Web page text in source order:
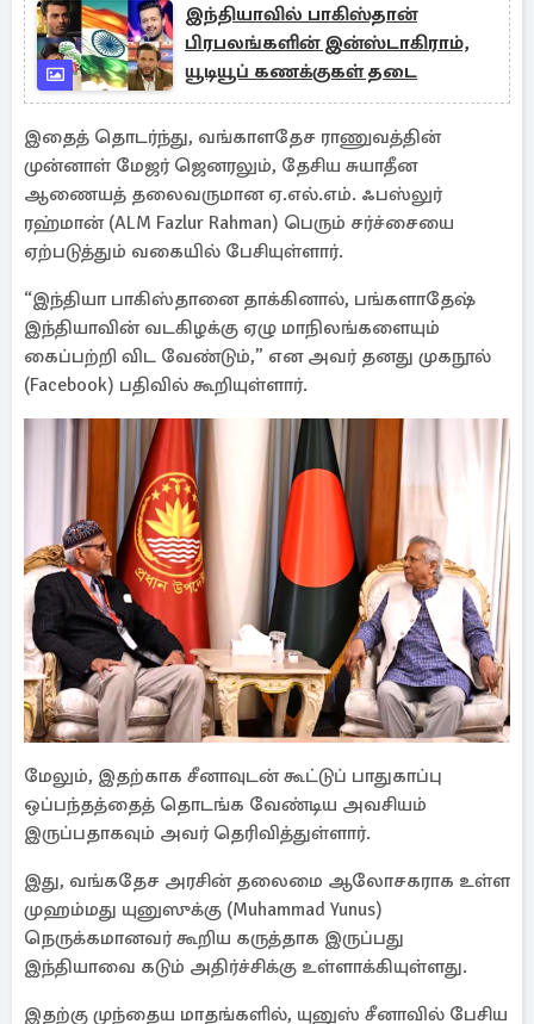
இந்தியாவில் பாகிஸ்தான்
பிரபலங்களின் இன்ஸ்டாகிராம்,
யூடியூப் கணக்குகள் தடை
இதைத் தொடர்ந்து, வங்காளதேச ராணுவத்தின்
முன்னாள் மேஜர் ஜெனரலும், தேசிய சுயாதீன
ஆணையத் தலைவருமான ஏ.எல்.எம். ஃபஸ்லுர்
ரஹ்மான் (ALM Fazlur Rahman) பெரும் சர்ச்சையை
ஏற்படுத்தும் வகையில் பேசியுள்ளார்.
“இந்தியா பாகிஸ்தானை தாக்கினால், பங்களாதேஷ்
இந்தியாவின் வடகிழக்கு ஏழு மாநிலங்களையும்
கைப்பற்றி விட வேண்டும்,” என அவர் தனது முகநூல்
(Facebook) பதிவில் கூறியுள்ளார்.
மேலும், இதற்காக சீனாவுடன் கூட்டுப் பாதுகாப்பு
ஒப்பந்தத்தைத் தொடங்க வேண்டிய அவசியம்
இருப்பதாகவும் அவர் தெரிவித்துள்ளார்.
இது, வங்கதேச அரசின் தலைமை ஆலோசகராக உள்ள
முஹம்மது யுனுஸுக்கு (Muhammad Yunus)
நெருக்கமானவர் கூறிய கருத்தாக இருப்பது
இந்தியாவை கடும் அதிர்ச்சிக்கு உள்ளாக்கியுள்ளது.
இதற்கு முந்தைய மாதங்களில், யுனுஸ் சீனாவில் பேசிய